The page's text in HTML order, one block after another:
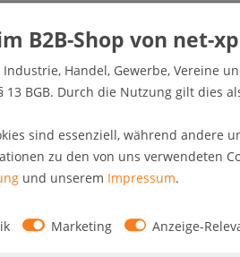
Handel, Gewerbe, Vereine
13 BGB. Durch die Nutzung gilt dies
sind essenziell, während andere
zu den von uns verwendeten
und unserem Impressum.
Marketing Anzeige-